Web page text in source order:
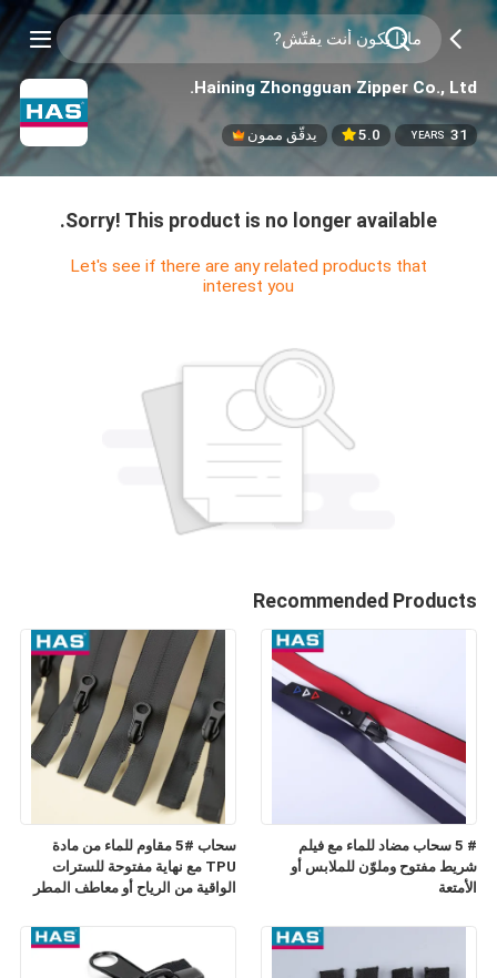
Haining Zhongguan Zipper Co., Ltd.
31
YEARS
5.0 يدقّق ممون
Sorry! This product is no longer available.
Let's see if there are any related products that
interest you
Recommended Products
سحاب #5 مقاوم للماء من مادة
TPU مع نهاية مفتوحة للسترات
الواقية من الرياح أو معاطف المطر
# 5 سحاب مضاد للماء مع فيلم
شريط مفتوح وملوّن للملابس أو
الأمتعة